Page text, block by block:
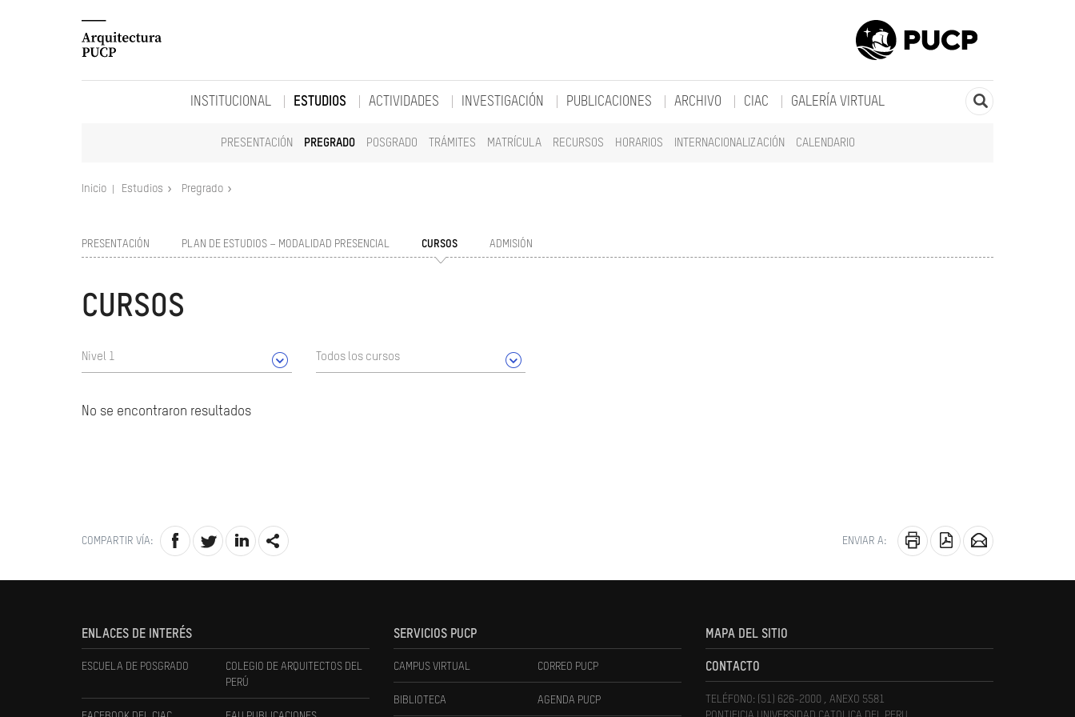
INSTITUCIONAL ESTUDIOS
PRESENTACIÓN PREGRADO POSGRADO TRÁMITES MATRÍCULA RECURSOS HORARIOS INTERNACIONALIZACIÓN CALENDARIO
ACTIVIDADES INVESTIGACIÓN PUBLICACIONES ARCHIVO CIAC GALERÍA VIRTUAL
Inicio Estudios Pregrado
PRESENTACIÓN PLAN DE ESTUDIOS – MODALIDAD PRESENCIAL CURSOS ADMISIÓN
CURSOS
Nivel 1 Todos los cursos
No se encontraron resultados
COMPARTIR VÍA: ENVIAR A:
ENLACES DE INTERÉS
ESCUELA DE POSGRADO
COLEGIO DE ARQUITECTOS DEL
PERÚ
SERVICIOS PUCP
CAMPUS VIRTUAL CORREO PUCP
BIBLIOTECA AGENDA PUCP
MAPA DEL SITIO
CONTACTO
TELÉFONO: (51) 626-2000 , ANEXO 5581